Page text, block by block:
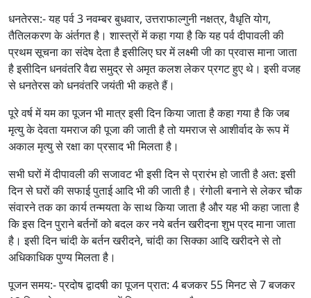
धनतेरस:- यह पर्व 3 नवम्बर बुधवार, उत्तराफाल्गुनी नक्षत्र, वैधृति योग,
तैतिलकरण के अंर्तगत है। शास्त्रों में कहा गया है कि यह पर्व दीपावली की
प्रथम सूचना का संदेष देता है इसीलिए घर में लक्ष्मी जी का प्रवास माना जाता
है इसीदिन धनवंतरि वैद्य समुद्र से अमृत कलश लेकर प्रगट हुए थे। इसी वजह
से धनतेरस को धनवंतरि जयंती भी कहते हैं।
पूरे वर्ष में यम का पूजन भी मात्र इसी दिन किया जाता है कहा गया है कि जब
मृत्यु के देवता यमराज की पूजा की जाती है तो यमराज से आशीर्वाद के रूप में
अकाल मृत्यु से रक्षा का प्रसाद भी मिलता है।
सभी घरों में दीपावली की सजावट भी इसी दिन से प्रारंभ हो जाती है अत: इसी
दिन से घरों की सफाई पुताई आदि भी की जाती है। रंगोली बनाने से लेकर चौक
संवारने तक का कार्य तन्मयता के साथ किया जाता है और यह भी कहा जाता है
कि इस दिन पुराने बर्तनों को बदल कर नये बर्तन खरीदना शुभ प्रद माना जाता
है। इसी दिन चांदी के बर्तन खरीदने, चांदी का सिक्का आदि खरीदने से तो
अधिकाधिक पुण्य मिलता है।
पूजन समय:- प्रदोष द्वादषी का पूजन प्रात: 4 बजकर 55 मिनट से 7 बजकर